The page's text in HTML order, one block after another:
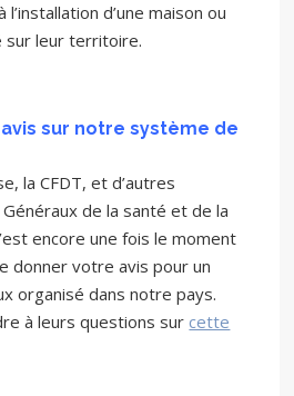
d’une maison ou
sur leur territoire.
sur notre système de
la CFDT, et d’autres
de la santé et de la
encore une fois le moment
donner votre avis pour un
organisé dans notre pays.
à leurs questions surcette